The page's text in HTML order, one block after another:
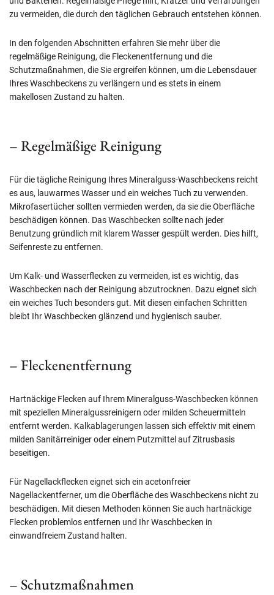
zu vermeiden, die durch den täglichen Gebrauch entstehen können.
In den folgenden Abschnitten erfahren Sie mehr über die
regelmäßige Reinigung, die Fleckenentfernung und die
Schutzmaßnahmen, die Sie ergreifen können, um die Lebensdauer
Ihres Waschbeckens zu verlängern und es stets in einem
makellosen Zustand zu halten.
– Regelmäßige Reinigung
Für die tägliche Reinigung Ihres Mineralguss-Waschbeckens reicht
es aus, lauwarmes Wasser und ein weiches Tuch zu verwenden.
Mikrofasertücher sollten vermieden werden, da sie die Oberfläche
beschädigen können. Das Waschbecken sollte nach jeder
Benutzung gründlich mit klarem Wasser gespült werden. Dies hilft,
Seifenreste zu entfernen.
Um Kalk- und Wasserflecken zu vermeiden, ist es wichtig, das
Waschbecken nach der Reinigung abzutrocknen. Dazu eignet sich
ein weiches Tuch besonders gut. Mit diesen einfachen Schritten
bleibt Ihr Waschbecken glänzend und hygienisch sauber.
– Fleckenentfernung
Hartnäckige Flecken auf Ihrem Mineralguss-Waschbecken können
mit speziellen Mineralgussreinigern oder milden Scheuermitteln
entfernt werden. Kalkablagerungen lassen sich effektiv mit einem
milden Sanitärreiniger oder einem Putzmittel auf Zitrusbasis
beseitigen.
Für Nagellackflecken eignet sich ein acetonfreier
Nagellackentferner, um die Oberfläche des Waschbeckens nicht zu
beschädigen. Mit diesen Methoden können Sie auch hartnäckige
Flecken problemlos entfernen und Ihr Waschbecken in
einwandfreiem Zustand halten.
– Schutzmaßnahmen